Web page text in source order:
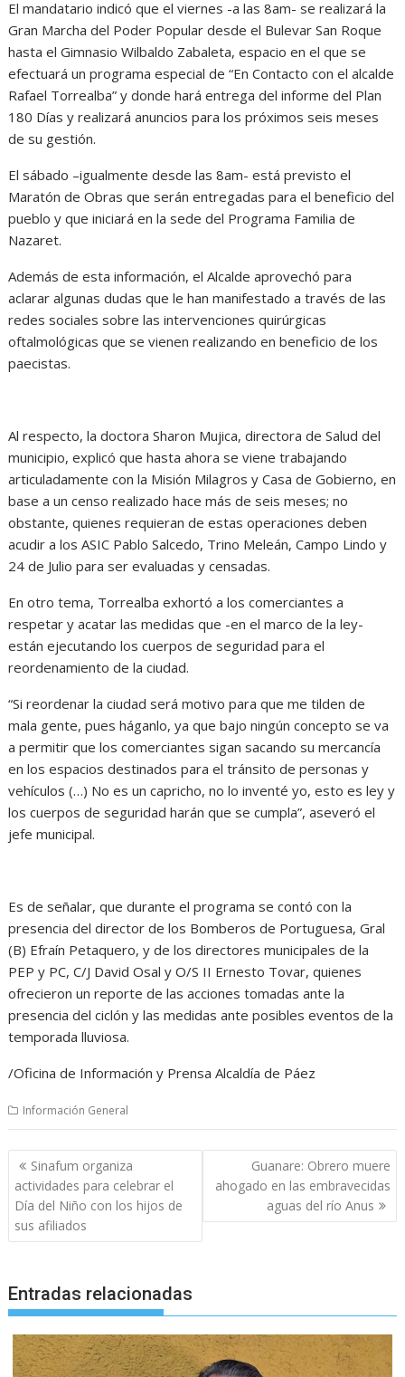
El mandatario indicó que el viernes -a las 8am- se realizará la
Gran Marcha del Poder Popular desde el Bulevar San Roque
hasta el Gimnasio Wilbaldo Zabaleta, espacio en el que se
efectuará un programa especial de “En Contacto con el alcalde
Rafael Torrealba” y donde hará entrega del informe del Plan
180 Días y realizará anuncios para los próximos seis meses
de su gestión.
El sábado –igualmente desde las 8am- está previsto el
Maratón de Obras que serán entregadas para el beneficio del
pueblo y que iniciará en la sede del Programa Familia de
Nazaret.
Además de esta información, el Alcalde aprovechó para
aclarar algunas dudas que le han manifestado a través de las
redes sociales sobre las intervenciones quirúrgicas
oftalmológicas que se vienen realizando en beneficio de los
paecistas.
Al respecto, la doctora Sharon Mujica, directora de Salud del
municipio, explicó que hasta ahora se viene trabajando
articuladamente con la Misión Milagros y Casa de Gobierno, en
base a un censo realizado hace más de seis meses; no
obstante, quienes requieran de estas operaciones deben
acudir a los ASIC Pablo Salcedo, Trino Meleán, Campo Lindo y
24 de Julio para ser evaluadas y censadas.
En otro tema, Torrealba exhortó a los comerciantes a
respetar y acatar las medidas que -en el marco de la ley-
están ejecutando los cuerpos de seguridad para el
reordenamiento de la ciudad.
“Si reordenar la ciudad será motivo para que me tilden de
mala gente, pues háganlo, ya que bajo ningún concepto se va
a permitir que los comerciantes sigan sacando su mercancía
en los espacios destinados para el tránsito de personas y
vehículos (…) No es un capricho, no lo inventé yo, esto es ley y
los cuerpos de seguridad harán que se cumpla”, aseveró el
jefe municipal.
Es de señalar, que durante el programa se contó con la
presencia del director de los Bomberos de Portuguesa, Gral
(B) Efraín Petaquero, y de los directores municipales de la
PEP y PC, C/J David Osal y O/S II Ernesto Tovar, quienes
ofrecieron un reporte de las acciones tomadas ante la
presencia del ciclón y las medidas ante posibles eventos de la
temporada lluviosa.
/Oficina de Información y Prensa Alcaldía de Páez
Información General
Navegación
de
entradas
Sinafum organiza
actividades para celebrar el
Día del Niño con los hijos de
sus afiliados
Guanare: Obrero muere
ahogado en las embravecidas
aguas del río Anus
Entradas relacionadas